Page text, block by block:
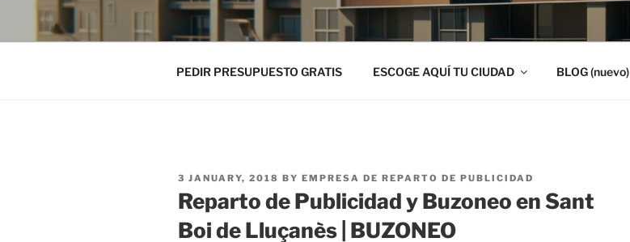
PEDIR PRESUPUESTO GRATIS ESCOGE AQUÍ TU CIUDAD BLOG (nuevo)
POSTED
ON
3 JANUARY, 2018 BY EMPRESA DE REPARTO DE PUBLICIDAD
Reparto de Publicidad y Buzoneo en Sant
Boi de Lluçanès | BUZONEO